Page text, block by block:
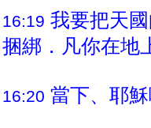
16:19 我要把天
捆綁．凡你在地
16:20 當下、耶